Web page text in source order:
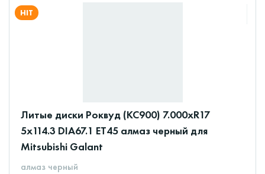
HIT
Литые диски Роквуд (КС900) 7.000xR17
5x114.3 DIA67.1 ET45 алмаз черный для
Mitsubishi Galant
алмаз черный